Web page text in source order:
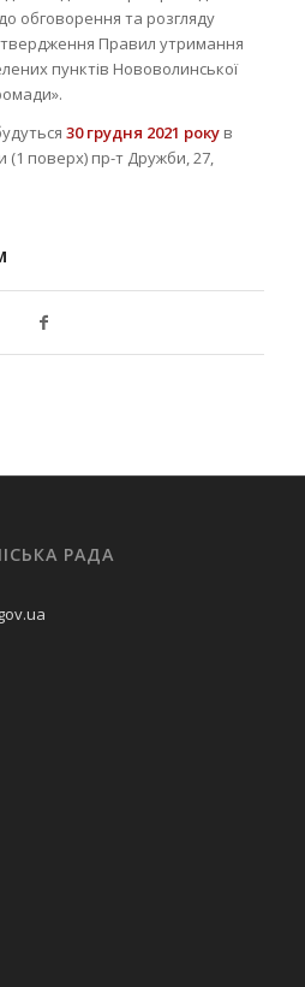
обговорення та розгляду
Правил утримання
пунктів Нововолинської
30 грудня 2021 рокув
(1 поверх) пр-т Дружби, 27,
РАДА